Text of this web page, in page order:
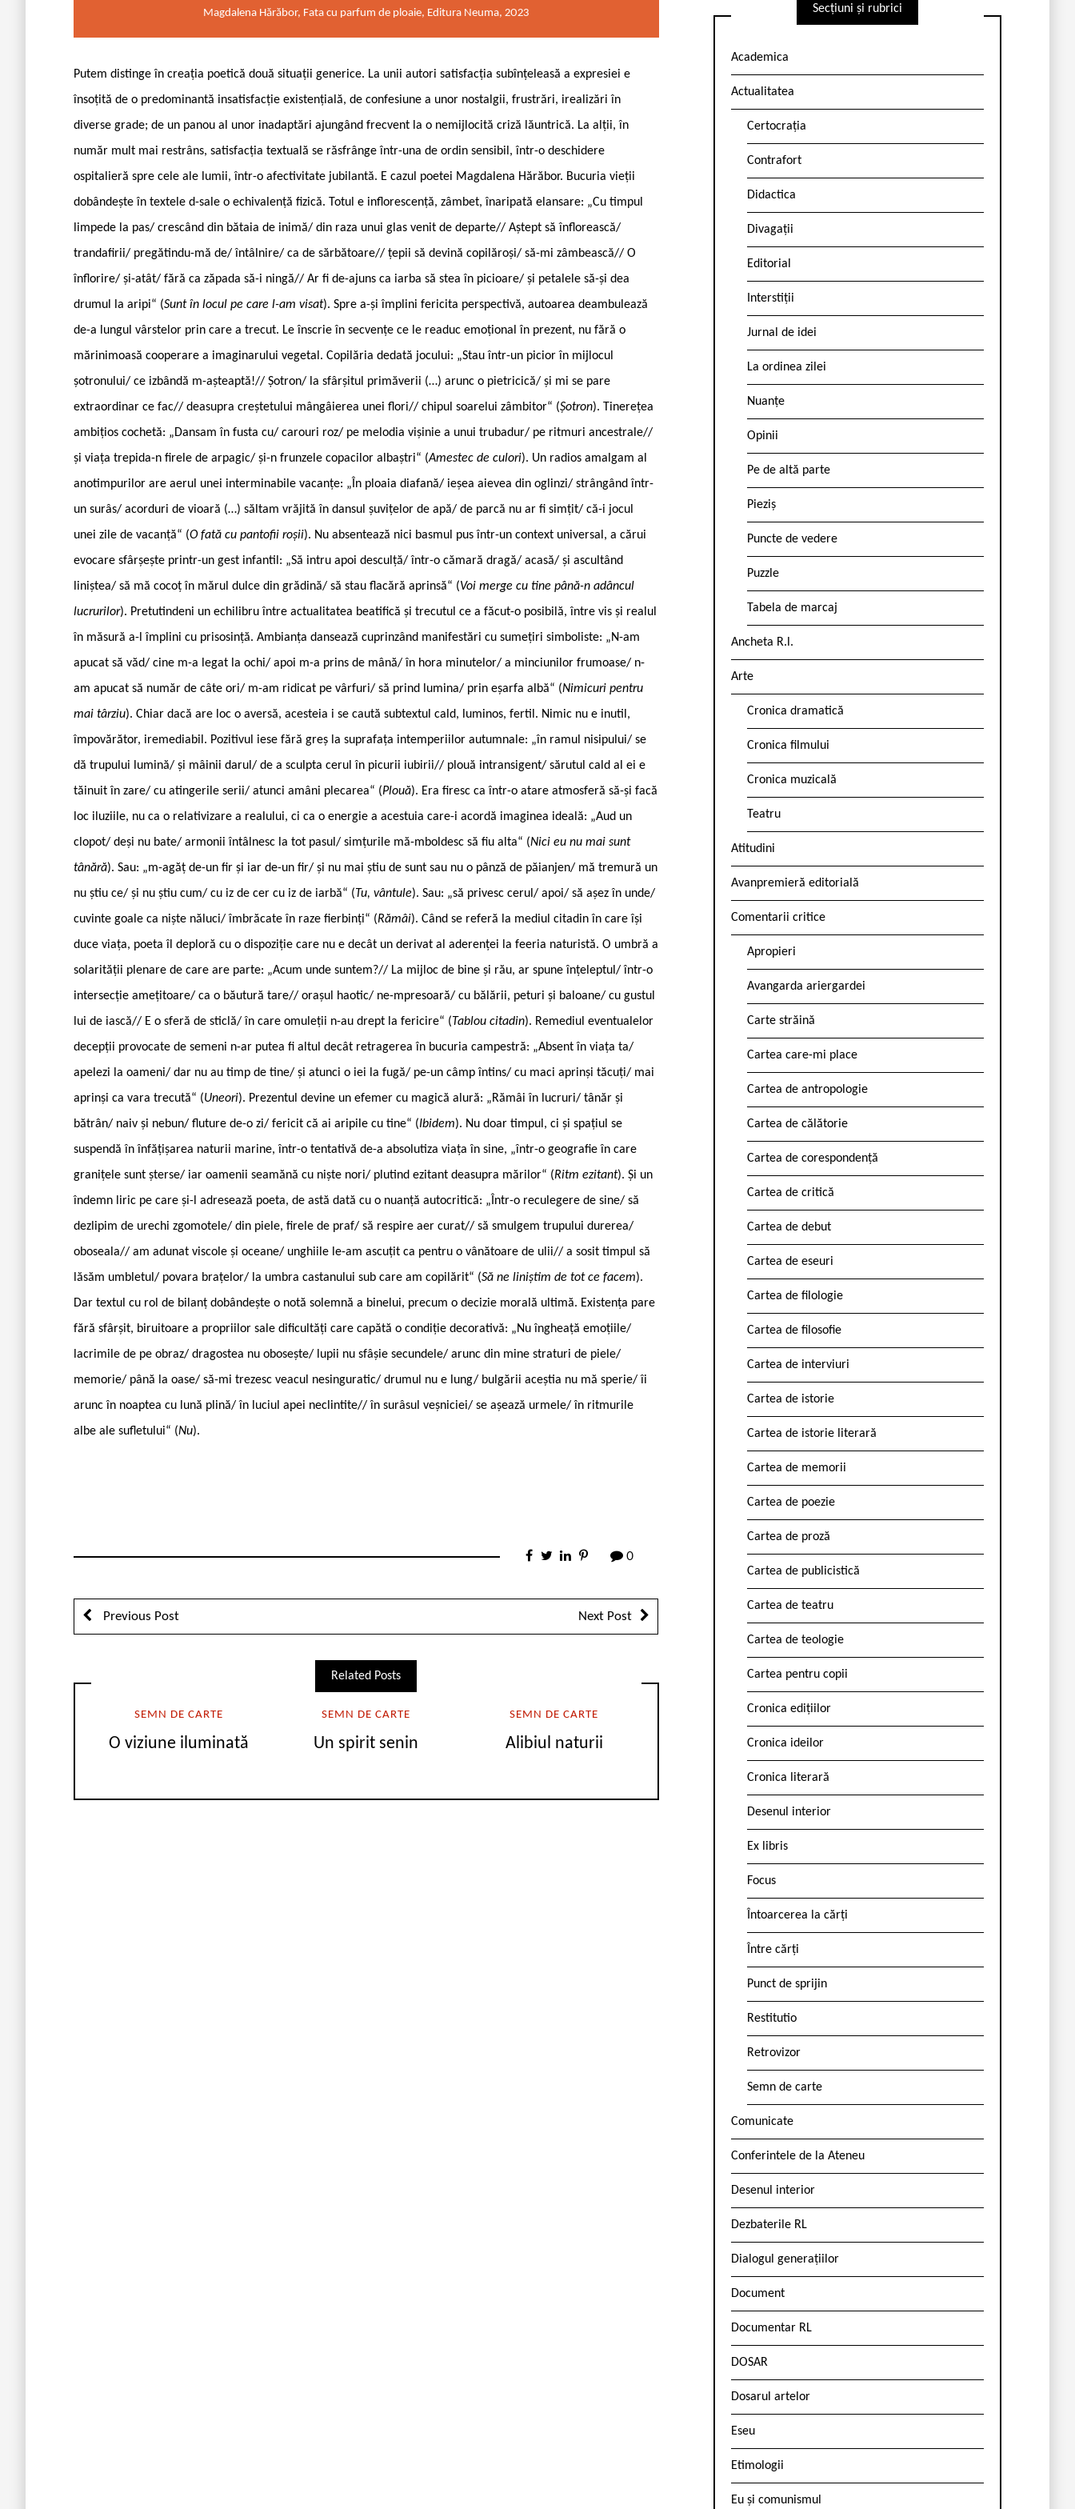
Magdalena Hărăbor, Fata cu parfum de ploaie, Editura Neuma, 2023
Putem distinge în creația poetică două situații generice. La unii autori satisfacția subînțeleasă a expresiei e
însoțită de o predominantă insatisfacție existențială, de confesiune a unor nostalgii, frustrări, irealizări în
diverse grade; de un panou al unor inadaptări ajungând frecvent la o nemijlocită criză lăuntrică. La alții, în
număr mult mai restrâns, satisfacția textuală se răsfrânge într-una de ordin sensibil, într-o deschidere
ospitalieră spre cele ale lumii, într-o afectivitate jubilantă. E cazul poetei Magdalena Hărăbor. Bucuria vieții
dobândește în textele d-sale o echivalență fizică. Totul e inflorescență, zâmbet, înaripată elansare: „Cu timpul
limpede la pas/ crescând din bătaia de inimă/ din raza unui glas venit de departe// Aștept să înflorească/
trandafirii/ pregătindu-mă de/ întâlnire/ ca de sărbătoare// țepii să devină copilăroși/ să-mi zâmbească// O
înflorire/ și-atât/ fără ca zăpada să-i ningă// Ar fi de-ajuns ca iarba să stea în picioare/ și petalele să-și dea
drumul la aripi“ (Sunt în locul pe care l-am visat). Spre a-și împlini fericita perspectivă, autoarea deambulează
de-a lungul vârstelor prin care a trecut. Le înscrie în secvențe ce le readuc emoțional în prezent, nu fără o
mărinimoasă cooperare a imaginarului vegetal. Copilăria dedată jocului: „Stau într-un picior în mijlocul
șotronului/ ce izbândă m-așteaptă!// Șotron/ la sfârșitul primăverii (…) arunc o pietricică/ și mi se pare
extraordinar ce fac// deasupra creștetului mângâierea unei flori// chipul soarelui zâmbitor“ (Șotron). Tinerețea
ambițios cochetă: „Dansam în fusta cu/ carouri roz/ pe melodia vișinie a unui trubadur/ pe ritmuri ancestrale//
și viața trepida-n firele de arpagic/ și-n frunzele copacilor albaștri“ (Amestec de culori). Un radios amalgam al
anotimpurilor are aerul unei interminabile vacanțe: „În ploaia diafană/ ieșea aievea din oglinzi/ strângând într-
un surâs/ acorduri de vioară (…) săltam vrăjită în dansul șuvițelor de apă/ de parcă nu ar fi simțit/ că-i jocul
unei zile de vacanță“ (O fată cu pantofii roșii). Nu absentează nici basmul pus într-un context universal, a cărui
evocare sfârșește printr-un gest infantil: „Să intru apoi desculță/ într-o cămară dragă/ acasă/ și ascultând
liniștea/ să mă cocoț în mărul dulce din grădină/ să stau flacără aprinsă“ (Voi merge cu tine până-n adâncul
lucrurilor). Pretutindeni un echilibru între actualitatea beatifică și trecutul ce a făcut-o posibilă, între vis și realul
în măsură a-l împlini cu prisosință. Ambianța dansează cuprinzând manifestări cu sumețiri simboliste: „N-am
apucat să văd/ cine m-a legat la ochi/ apoi m-a prins de mână/ în hora minutelor/ a minciunilor frumoase/ n-
am apucat să număr de câte ori/ m-am ridicat pe vârfuri/ să prind lumina/ prin eșarfa albă“ (Nimicuri pentru
mai târziu). Chiar dacă are loc o aversă, acesteia i se caută subtextul cald, luminos, fertil. Nimic nu e inutil,
împovărător, iremediabil. Pozitivul iese fără greș la suprafața intemperiilor autumnale: „în ramul nisipului/ se
dă trupului lumină/ și mâinii darul/ de a sculpta cerul în picurii iubirii// plouă intransigent/ sărutul cald al ei e
tăinuit în zare/ cu atingerile serii/ atunci amâni plecarea“ (Plouă). Era firesc ca într-o atare atmosferă să-și facă
loc iluziile, nu ca o relativizare a realului, ci ca o energie a acestuia care-i acordă imaginea ideală: „Aud un
clopot/ deși nu bate/ armonii întâlnesc la tot pasul/ simțurile mă-mboldesc să fiu alta“ (Nici eu nu mai sunt
tânără). Sau: „m-agăț de-un fir și iar de-un fir/ și nu mai știu de sunt sau nu o pânză de păianjen/ mă tremură un
nu știu ce/ și nu știu cum/ cu iz de cer cu iz de iarbă“ (Tu, vântule). Sau: „să privesc cerul/ apoi/ să așez în unde/
cuvinte goale ca niște năluci/ îmbrăcate în raze fierbinți“ (Rămâi). Când se referă la mediul citadin în care își
duce viața, poeta îl deploră cu o dispoziție care nu e decât un derivat al aderenței la feeria naturistă. O umbră a
solarității plenare de care are parte: „Acum unde suntem?// La mijloc de bine și rău, ar spune înțeleptul/ într-o
intersecție amețitoare/ ca o băutură tare// orașul haotic/ ne-mpresoară/ cu bălării, peturi și baloane/ cu gustul
lui de iască// E o sferă de sticlă/ în care omuleții n-au drept la fericire“ (Tablou citadin). Remediul eventualelor
decepții provocate de semeni n-ar putea fi altul decât retragerea în bucuria campestră: „Absent în viața ta/
apelezi la oameni/ dar nu au timp de tine/ și atunci o iei la fugă/ pe-un câmp întins/ cu maci aprinși tăcuți/ mai
aprinși ca vara trecută“ (Uneori). Prezentul devine un efemer cu magică alură: „Rămâi în lucruri/ tânăr și
bătrân/ naiv și nebun/ fluture de-o zi/ fericit că ai aripile cu tine“ (Ibidem). Nu doar timpul, ci și spațiul se
suspendă în înfățișarea naturii marine, într-o tentativă de-a absolutiza viața în sine, „într-o geografie în care
granițele sunt șterse/ iar oamenii seamănă cu niște nori/ plutind ezitant deasupra mărilor“ (Ritm ezitant). Și un
îndemn liric pe care și-l adresează poeta, de astă dată cu o nuanță autocritică: „Într-o reculegere de sine/ să
dezlipim de urechi zgomotele/ din piele, firele de praf/ să respire aer curat// să smulgem trupului durerea/
oboseala// am adunat viscole și oceane/ unghiile le-am ascuțit ca pentru o vânătoare de ulii// a sosit timpul să
lăsăm umbletul/ povara brațelor/ la umbra castanului sub care am copilărit“ (Să ne liniștim de tot ce facem).
Dar textul cu rol de bilanț dobândește o notă solemnă a binelui, precum o decizie morală ultimă. Existența pare
fără sfârșit, biruitoare a propriilor sale dificultăți care capătă o condiție decorativă: „Nu îngheață emoțiile/
lacrimile de pe obraz/ dragostea nu obosește/ lupii nu sfâșie secundele/ arunc din mine straturi de piele/
memorie/ până la oase/ să-mi trezesc veacul nesinguratic/ drumul nu e lung/ bulgării aceștia nu mă sperie/ îi
arunc în noaptea cu lună plină/ în luciul apei neclintite// în surâsul veșniciei/ se așează urmele/ în ritmurile
albe ale sufletului“ (Nu).
0
Previous Post Next Post
Related Posts
SEMN DE CARTE
O viziune iluminată
SEMN DE CARTE
Un spirit senin
SEMN DE CARTE
Alibiul naturii
Secțiuni și rubrici
Academica
Actualitatea
Certocrația
Contrafort
Didactica
Divagații
Editorial
Interstiții
Jurnal de idei
La ordinea zilei
Nuanțe
Opinii
Pe de altă parte
Pieziș
Puncte de vedere
Puzzle
Tabela de marcaj
Ancheta R.l.
Arte
Cronica dramatică
Cronica filmului
Cronica muzicală
Teatru
Atitudini
Avanpremieră editorială
Comentarii critice
Apropieri
Avangarda ariergardei
Carte străină
Cartea care-mi place
Cartea de antropologie
Cartea de călătorie
Cartea de corespondență
Cartea de critică
Cartea de debut
Cartea de eseuri
Cartea de filologie
Cartea de filosofie
Cartea de interviuri
Cartea de istorie
Cartea de istorie literară
Cartea de memorii
Cartea de poezie
Cartea de proză
Cartea de publicistică
Cartea de teatru
Cartea de teologie
Cartea pentru copii
Cronica edițiilor
Cronica ideilor
Cronica literară
Desenul interior
Ex libris
Focus
Întoarcerea la cărți
Între cărți
Punct de sprijin
Restitutio
Retrovizor
Semn de carte
Comunicate
Conferintele de la Ateneu
Desenul interior
Dezbaterile RL
Dialogul generațiilor
Document
Documentar RL
DOSAR
Dosarul artelor
Eseu
Etimologii
Eu și comunismul